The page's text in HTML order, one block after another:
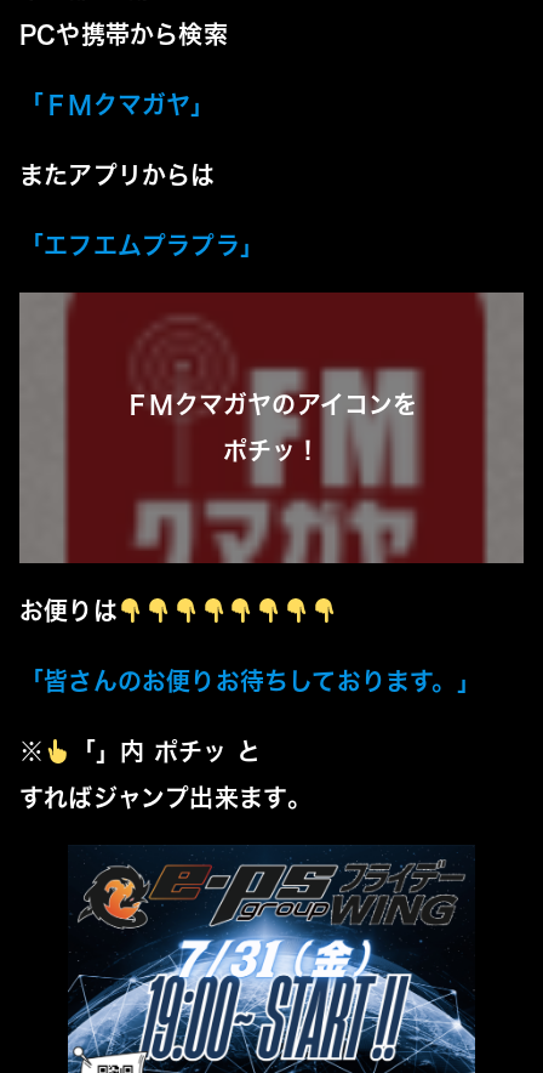
PCや携帯から検索
「 ＦＭクマガヤ 」
またアプリからは
「エフエムプラプラ 」
ＦＭクマガヤのアイコンを
ポチッ ！
お便り は
「皆さんのお便りお待ちしております。 」
※
「」内 ポチッ と
すればジャンプ出来ます。